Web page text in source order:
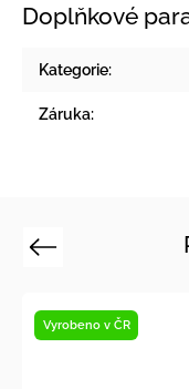
Doplňkové
Kategorie:
Záruka:
Previous
Vyrobeno v ČR